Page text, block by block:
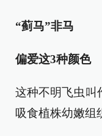
“蓟马”非马
偏爱这3种颜色
这种不明飞虫叫
吸食植株幼嫩组